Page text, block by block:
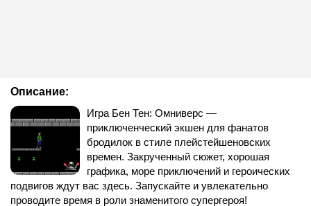
Описание:
Игра Бен Тен: Омниверс —
приключенческий экшен для фанатов
бродилок в стиле плейстейшеновских
времен. Закрученный сюжет, хорошая
графика, море приключений и героических
подвигов ждут вас здесь. Запускайте и увлекательно
проводите время в роли знаменитого супергероя!